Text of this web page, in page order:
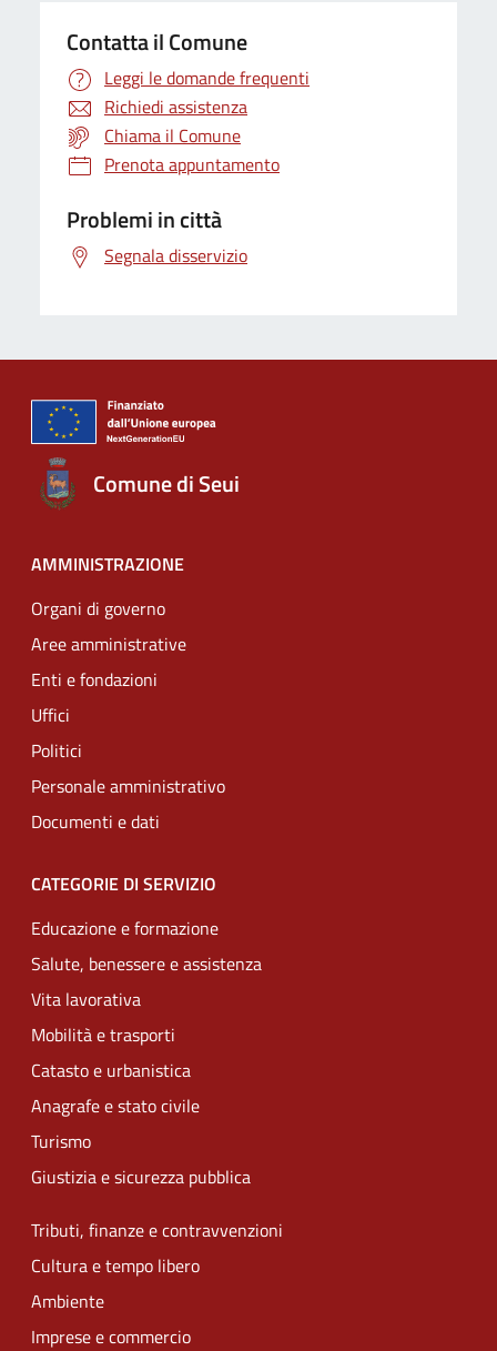
Contatta il Comune
Leggi le domande frequenti
Richiedi assistenza
Chiama il Comune
Prenota appuntamento
Problemi in città
Segnala disservizio
Comune di Seui
AMMINISTRAZIONE
Organi di governo
Aree amministrative
Enti e fondazioni
Uffici
Politici
Personale amministrativo
Documenti e dati
CATEGORIE DI SERVIZIO
Educazione e formazione
Salute, benessere e assistenza
Vita lavorativa
Mobilità e trasporti
Catasto e urbanistica
Anagrafe e stato civile
Turismo
Giustizia e sicurezza pubblica
Tributi, finanze e contravvenzioni
Cultura e tempo libero
Ambiente
Imprese e commercio